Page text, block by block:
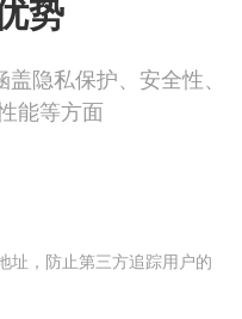
势
隐私保护、安全性、
能等方面
址，防止第三方追踪用户的